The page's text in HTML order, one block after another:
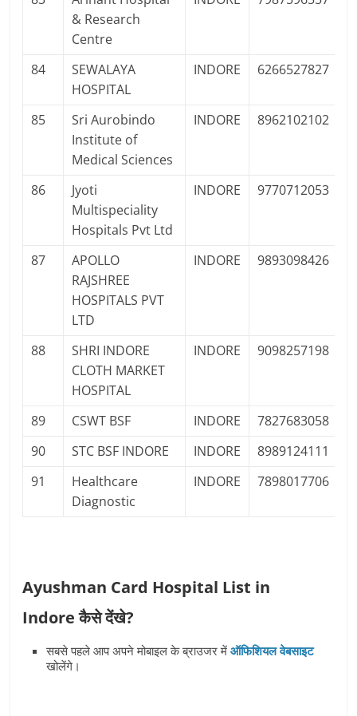
& Research
Centre
84
SEWALAYA
HOSPITAL
INDORE 6266527827
85
Sri Aurobindo
Institute of
Medical Sciences
INDORE 8962102102
86
Jyoti
Multispeciality
Hospitals Pvt Ltd
INDORE 9770712053
87
APOLLO
RAJSHREE
HOSPITALS PVT
LTD
INDORE 9893098426
88
SHRI INDORE
CLOTH MARKET
HOSPITAL
INDORE 9098257198
89 CSWT BSF INDORE
7827683058
90
STC BSF INDORE INDORE
8989124111
91
Healthcare
Diagnostic
INDORE 7898017706
Ayushman Card Hospital List in
Indore कैसे देंखे?
सबसे पहले आप अपने मोबाइल के ब्राउजर मेंऑफिशियल वेबसाइट
खोलेंगे।